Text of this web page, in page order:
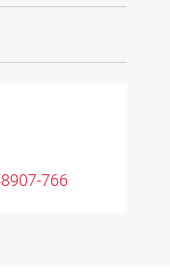
766